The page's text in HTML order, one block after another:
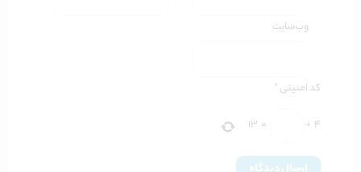
وب‌سایت
کد امنیتی*
4
+
=
13